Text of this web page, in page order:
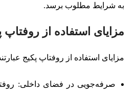
به شرایط مطلوب برسد.
مزایای استفاده از روفتاپ
مزایای استفاده از روفتاپ پکیج
صرفه‌جویی در فضای داخلی: